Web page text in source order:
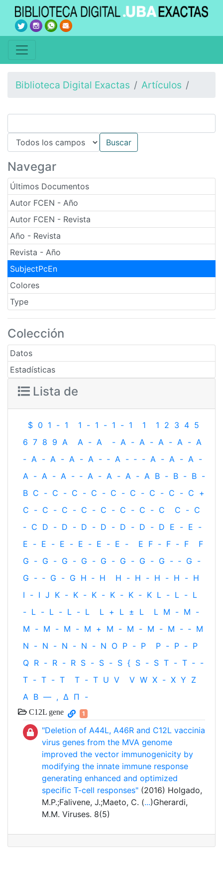
Biblioteca Digital Exactas Artículos
Navegar
Últimos Documentos
Autor FCEN - Año
Autor FCEN - Revista
Año - Revista
Revista - Año
SubjectPcEn
Colores
Type
Colección
Datos
Estadísticas
Lista de
$ 0 1 - 1 1 - 1 - 1 - 1 1 1 2 3 4 5
6 7 8 9 A A - A - A - A - A - A - A
- A - A - A - A - ‐ A - ‐ - A - A - A -
A - A - A - ‐ A - A - A - A B - B - B -
B C - C - C - C - C - C - C - C - C +
C - C - C - C - C - C - C - C C - C
- C D - D - D - D - D - D - D E - E -
E - E - E - E - E - E - E F - F - F
F
G - G - G - G - G - G - G - G - ‐ G -
G - ‐ G - G H ‐ H H - H - H - H - H
I - I J K - K - K - K - K - K L - L - L
- L - L - L - L L + L ± L L M - M -
M - M - M - M + M - M - M - M - ‐ M
N - N - N - N - N O P - P P - P - P
Q R - R - R S - S - S { S - S T - T ‐ -
T - T - T T - T U V V W X - X Y Z
Α Β — , Δ Π -
C12L gene 1
"Deletion of A44L, A46R and C12L vaccinia
virus genes from the MVA genome
improved the vector immunogenicity by
modifying the innate immune response
generating enhanced and optimized
specific T-cell responses" (2016) Holgado,
M.P.;Falivene, J.;Maeto, C. (...)Gherardi,
M.M. Viruses. 8(5)